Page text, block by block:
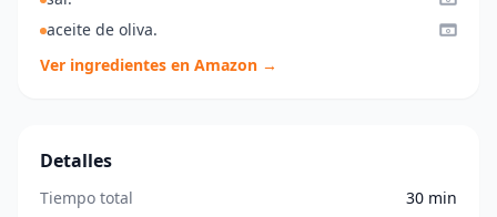
aceite de oliva.
Ver ingredientes en Amazon →
Detalles
Tiempo total
30 min